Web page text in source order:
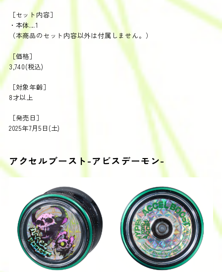
［セット内容］
・本体…1
（本商品のセット内容以外は付属しません。）
［価格］
3,740(税込)
［対象年齢］
8才以上
［発売日］
2025年7月5日(土)​
アクセルブースト-アビスデーモン-